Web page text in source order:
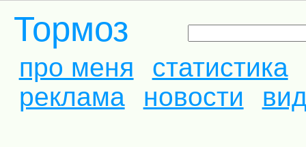
Тормоз
про меня
статистика
реклама
новости